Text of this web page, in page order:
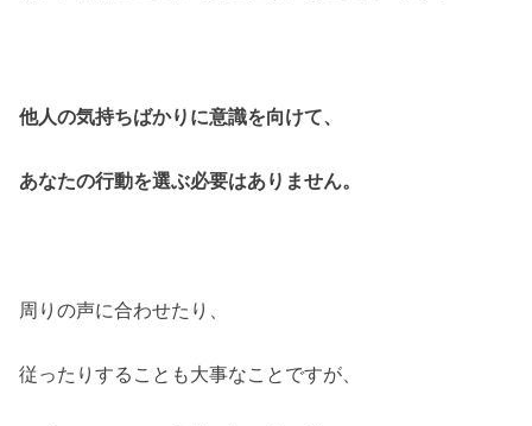
他人の気持ちばかりに意識を向けて、
あなたの行動を選ぶ必要はありません。
周りの声に合わせたり、
従ったりすることも大事なことですが、